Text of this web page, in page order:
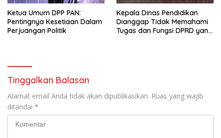
Ketua Umum DPP PAN:
Pentingnya Kesetiaan Dalam
Perjuangan Politik
Kepala Dinas Pendidikan
Dianggap Tidak Memahami
Tugas dan Fungsi DPRD yang
Tinggalkan Balasan
Alamat email Anda tidak akan dipublikasikan. Ruas yang wajib
ditandai *